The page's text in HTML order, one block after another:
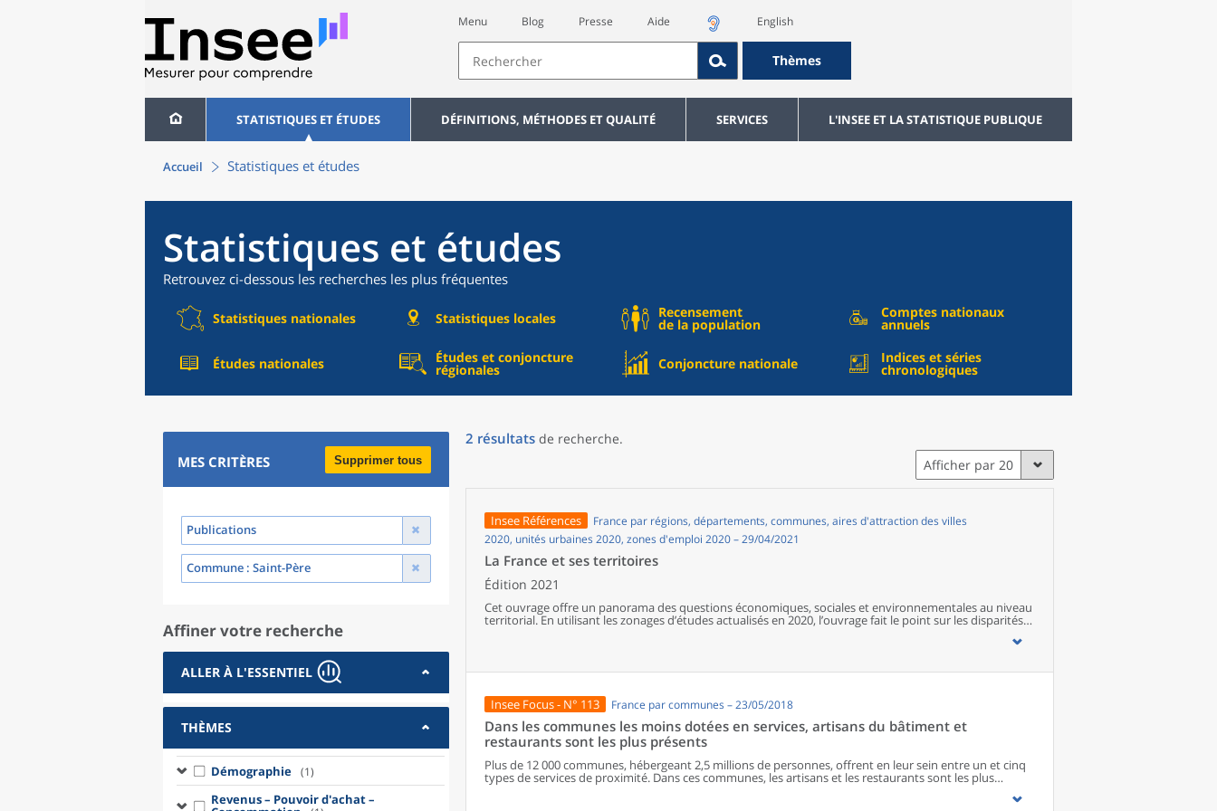
Menu Blog Presse Aide English
Thèmes
STATISTIQUES ET ÉTUDES DÉFINITIONS, MÉTHODES ET QUALITÉ SERVICES L'INSEE ET LA STATISTIQUE PUBLIQUE
Accueil Statistiques et études
Statistiques et études
Retrouvez ci-dessous les recherches les plus fréquentes
Statistiques nationales Statistiques locales Recensement
de la population
Comptes nationaux
annuels
Études nationales Études et conjoncture
régionales Conjoncture nationale Indices et séries
chronologiques
MES CRITÈRES Supprimer tous
Publications
Commune : Saint-Père
Affiner votre recherche
ALLER À L'ESSENTIEL
THÈMES
Démographie (1)
Revenus – Pouvoir d'achat –
2 résultats de recherche.
Afficher par 20
Insee Références
France par régions, départements, communes, aires d'attraction des villes
2020, unités urbaines 2020, zones d'emploi 2020 – 29/04/2021
La France et ses territoires
Édition 2021
Cet ouvrage offre un panorama des questions économiques, sociales et environnementales au niveau
territorial. En utilisant les zonages d’études actualisés en 2020, l’ouvrage fait le point sur les disparités
géographiques en France, sur les forces et faiblesses des divers territoires ainsi que sur les conditions
Insee Focus - N° 113 France par communes – 23/05/2018
Dans les communes les moins dotées en services, artisans du bâtiment et
restaurants sont les plus présents
Plus de 12 000 communes, hébergeant 2,5 millions de personnes, offrent en leur sein entre un et cinq
types de services de proximité. Dans ces communes, les artisans et les restaurants sont les plus
présents, suivis des services de réparation automobile et de matériel agricole. Les commerces
alimentaires, comme les boulangeries ou les supérettes, n’apparaissent de façon significative que dans